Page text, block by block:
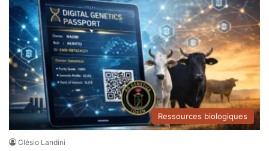
Ressources biologiques
Clésio Landini